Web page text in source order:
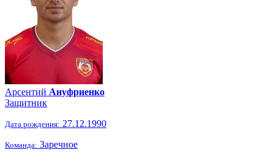
Арсентий Ануфриенко
Защитник
Дата рождения: 27.12.1990
Команда: Заречное